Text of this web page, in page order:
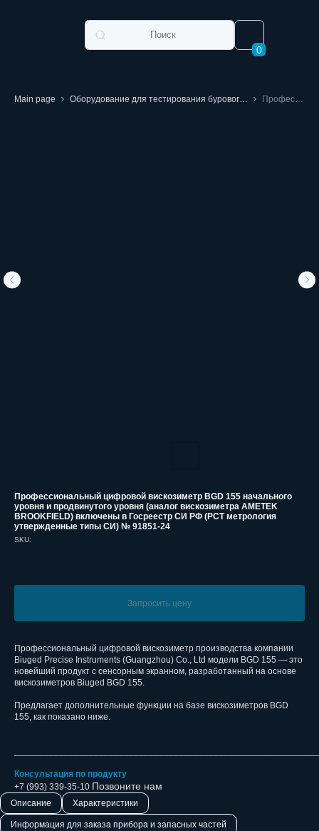
Main page Оборудование для тестирования бурового раствора Профессиональный цифровой вискозиметр BGD 155 начального уровня и продвинутого уровня (аналог вискозиметра AMETEK BROOKFIELD) включены в Госреестр СИ РФ (РСТ метрология утвержденные типы СИ) № 91851-24
Профессиональный цифровой вискозиметр BGD 155 начального
уровня и продвинутого уровня (аналог вискозиметра AMETEK
BROOKFIELD) включены в Госреестр СИ РФ (РСТ метрология
утвержденные типы СИ) № 91851-24
SKU:
Запросить цену
Профессиональный цифровой вискозиметр производства компании
Biuged Precise Instruments (Guangzhou) Co., Ltd модели BGD 155 — это
новейший продукт с сенсорным экранном, разработанный на основе
вискозиметров Biuged BGD 155.
Предлагает дополнительные функции на базе вискозиметров BGD
155, как показано ниже.
Консультация по продукту
+7 (993) 339-35-10 Позвоните нам
Описание Характеристики
Информация для заказа прибора и запасных частей